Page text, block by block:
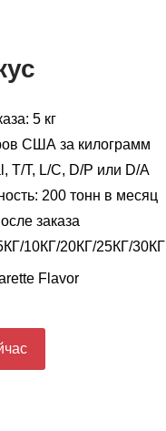
5 кг
США за килограмм
T/T, L/C, D/P или D/A
200 тонн в месяц
заказа
10КГ/20КГ/25КГ/30КГ
Flavor